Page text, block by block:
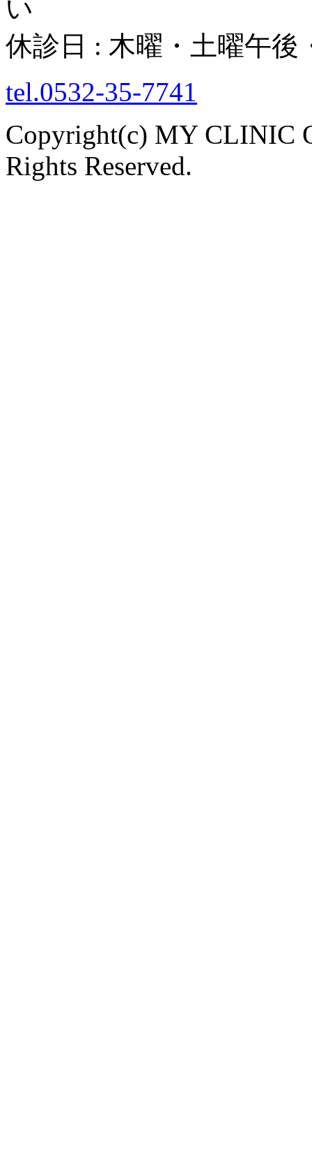
い
休診日 : 木曜・土曜午後
tel.0532-35-7741
Copyright(c) MY CLINIC
Rights Reserved.